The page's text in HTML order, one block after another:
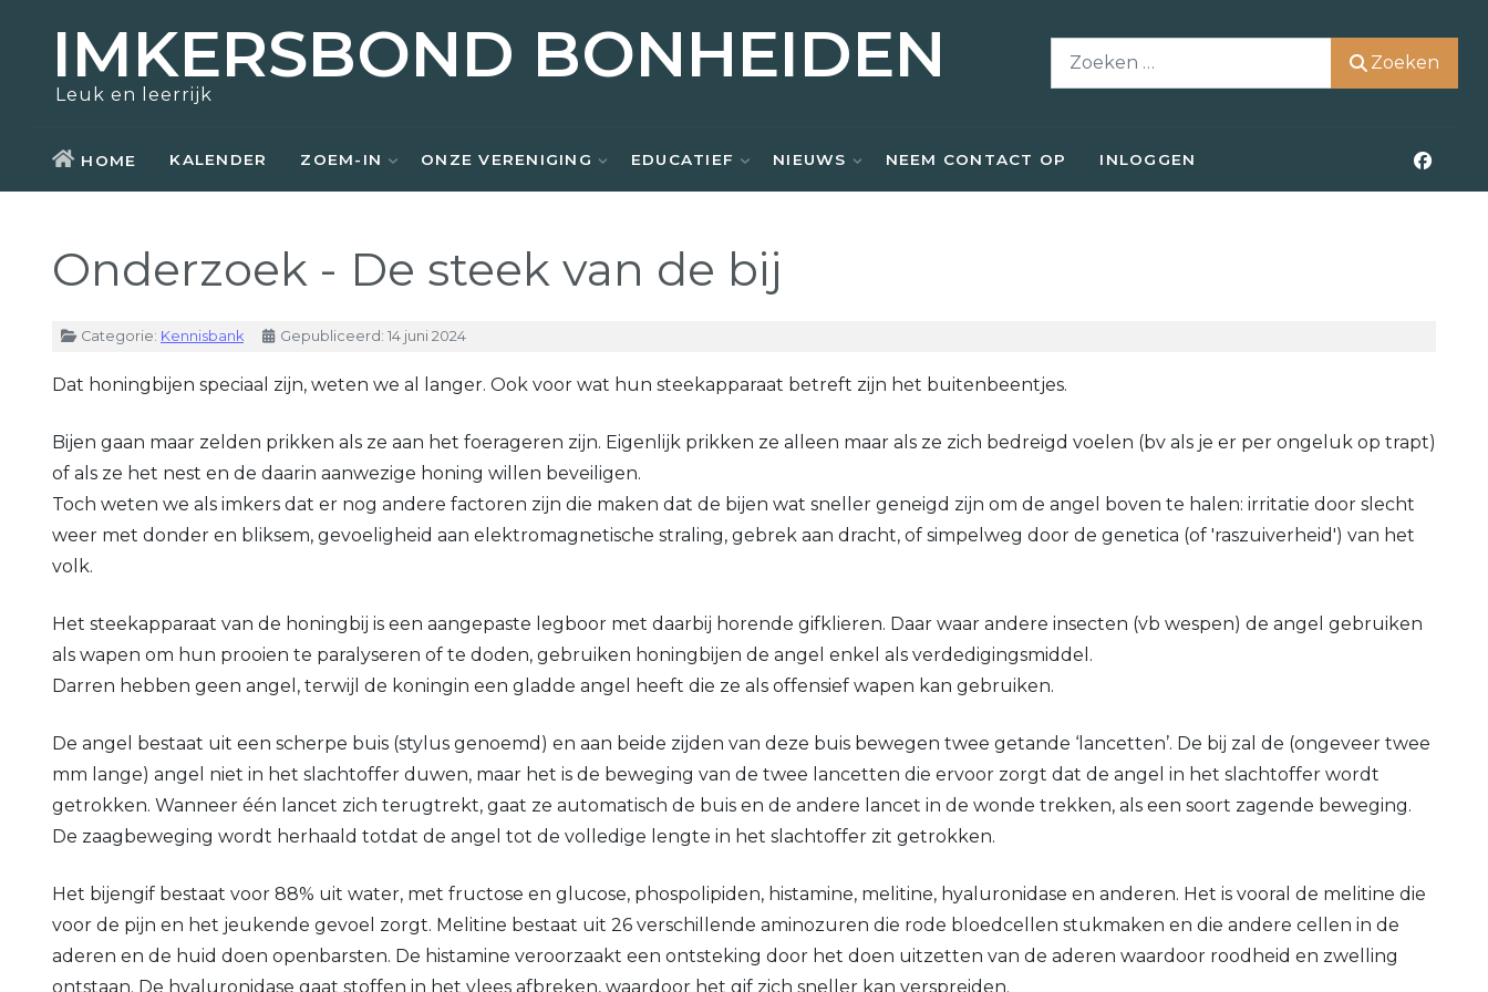
IMKERSBOND BONHEIDEN
Leuk en leerrijk
Zoeken
HOME KALENDER ZOEM-IN ONZE VERENIGING EDUCATIEF NIEUWS NEEM CONTACT OP INLOGGEN
Onderzoek - De steek van de bij
DetailsCategorie: Kennisbank Gepubliceerd: 14 juni 2024
Dat honingbijen speciaal zijn, weten we al langer. Ook voor wat hun steekapparaat betreft zijn het buitenbeentjes.
Bijen gaan maar zelden prikken als ze aan het foerageren zijn. Eigenlijk prikken ze alleen maar als ze zich bedreigd voelen (bv als je er per ongeluk op trapt)
of als ze het nest en de daarin aanwezige honing willen beveiligen.
Toch weten we als imkers dat er nog andere factoren zijn die maken dat de bijen wat sneller geneigd zijn om de angel boven te halen: irritatie door slecht
weer met donder en bliksem, gevoeligheid aan elektromagnetische straling, gebrek aan dracht, of simpelweg door de genetica (of 'raszuiverheid') van het
volk.
Het steekapparaat van de honingbij is een aangepaste legboor met daarbij horende gifklieren. Daar waar andere insecten (vb wespen) de angel gebruiken
als wapen om hun prooien te paralyseren of te doden, gebruiken honingbijen de angel enkel als verdedigingsmiddel.
Darren hebben geen angel, terwijl de koningin een gladde angel heeft die ze als offensief wapen kan gebruiken.
De angel bestaat uit een scherpe buis (stylus genoemd) en aan beide zijden van deze buis bewegen twee getande ‘lancetten’. De bij zal de (ongeveer twee
mm lange) angel niet in het slachtoffer duwen, maar het is de beweging van de twee lancetten die ervoor zorgt dat de angel in het slachtoffer wordt
getrokken. Wanneer één lancet zich terugtrekt, gaat ze automatisch de buis en de andere lancet in de wonde trekken, als een soort zagende beweging.
De zaagbeweging wordt herhaald totdat de angel tot de volledige lengte in het slachtoffer zit getrokken.
Het bijengif bestaat voor 88% uit water, met fructose en glucose, phospolipiden, histamine, melitine, hyaluronidase en anderen. Het is vooral de melitine die
voor de pijn en het jeukende gevoel zorgt. Melitine bestaat uit 26 verschillende aminozuren die rode bloedcellen stukmaken en die andere cellen in de
aderen en de huid doen openbarsten. De histamine veroorzaakt een ontsteking door het doen uitzetten van de aderen waardoor roodheid en zwelling
ontstaan. De hyaluronidase gaat stoffen in het vlees afbreken, waardoor het gif zich sneller kan verspreiden.
Zoem-In
Zwermen scheppen
Lid worden
Over ons
Kerntaken
Lid worden
Opleidingen
Links
Actueel